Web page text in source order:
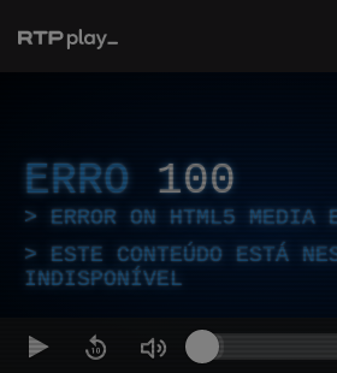
ERRO 100
ERROR ON HTML5 MEDIA
ESTE CONTEÚDO ESTÁ
INDISPONÍVEL